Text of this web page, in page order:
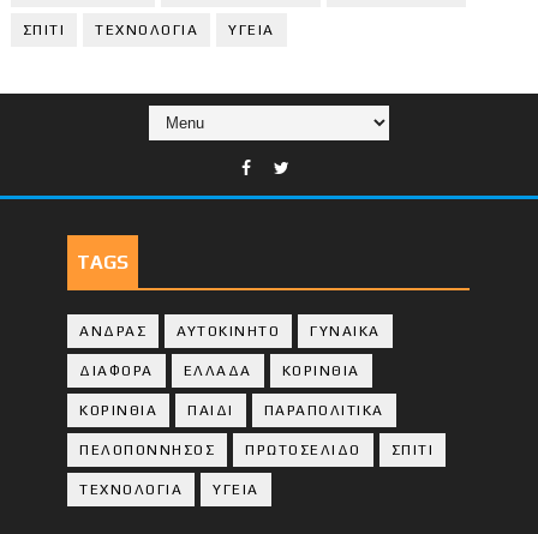
ΣΠΙΤΙ ΤΕΧΝΟΛΟΓΙΑ ΥΓΕΙΑ
TAGS
ΑΝΔΡΑΣ ΑΥΤΟΚΙΝΗΤΟ ΓΥΝΑΙΚΑ
ΔΙΑΦΟΡΑ ΕΛΛΑΔΑ ΚΟΡΙΝΘΙΑ
ΚΟΡΙΝΘΙA ΠΑΙΔΙ ΠΑΡΑΠΟΛΙΤΙΚΑ
ΠΕΛΟΠΟΝΝΗΣΟΣ ΠΡΩΤΟΣΕΛΙΔΟ ΣΠΙΤΙ
ΤΕΧΝΟΛΟΓΙΑ ΥΓΕΙΑ